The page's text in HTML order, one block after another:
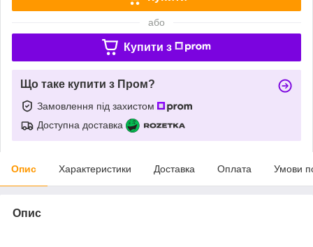
або
Купити з
Що таке купити з Пром?
Замовлення під захистом
Доступна доставка
Опис Характеристики Доставка Оплата Умови
Опис